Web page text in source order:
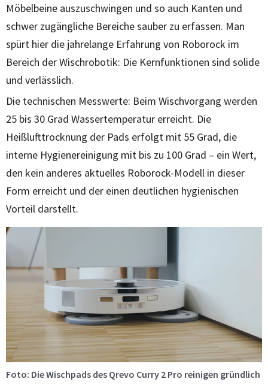
Möbelbeine auszuschwingen und so auch Kanten und
schwer zugängliche Bereiche sauber zu erfassen. Man
spürt hier die jahrelange Erfahrung von Roborock im
Bereich der Wischrobotik: Die Kernfunktionen sind solide
und verlässlich.
Die technischen Messwerte: Beim Wischvorgang werden
25 bis 30 Grad Wassertemperatur erreicht. Die
Heißlufttrocknung der Pads erfolgt mit 55 Grad, die
interne Hygienereinigung mit bis zu 100 Grad – ein Wert,
den kein anderes aktuelles Roborock-Modell in dieser
Form erreicht und der einen deutlichen hygienischen
Vorteil darstellt.
Foto: Die Wischpads des Qrevo Curry 2 Pro reinigen gründlich